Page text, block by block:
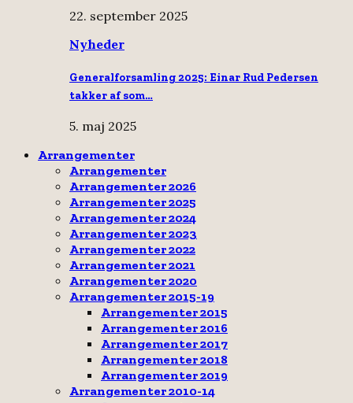
22. september 2025
Nyheder
Generalforsamling 2025: Einar Rud Pedersen
takker af som…
5. maj 2025
Arrangementer
Arrangementer
Arrangementer 2026
Arrangementer 2025
Arrangementer 2024
Arrangementer 2023
Arrangementer 2022
Arrangementer 2021
Arrangementer 2020
Arrangementer 2015-19
Arrangementer 2015
Arrangementer 2016
Arrangementer 2017
Arrangementer 2018
Arrangementer 2019
Arrangementer 2010-14